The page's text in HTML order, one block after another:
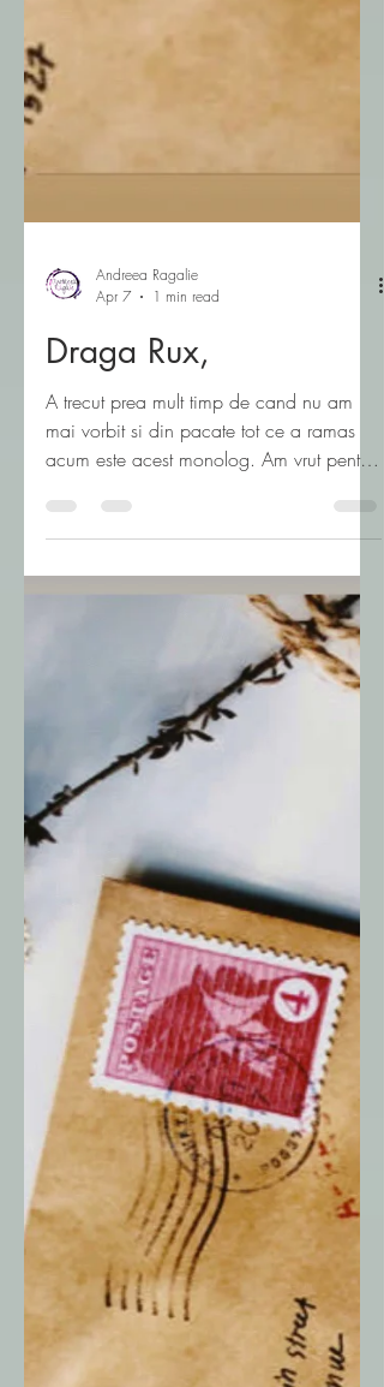
Andreea Ragalie
Apr 7
1 min read
Draga Rux,
A trecut prea mult timp de cand nu am
mai vorbit si din pacate tot ce a ramas
acum este acest monolog. Am vrut pentru
altfel dar in final ai ales sa fii autentica in
autodistrugerea ta. Nici o putere divina,
nici un om nu va putea sa ne salveze din
agonia propriilor noastre pseudo
convingeri. Evoluam sau repetam ciclul
pana ne autodistrugem si ne topim in
propria agonie imaginara. Ne spunem
minciuni, ne ancoram in iluzii ca sa just